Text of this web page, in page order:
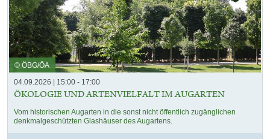
© ÖBG/ÖA
04.09.2026 | 15:00 - 17:00
ÖKOLOGIE UND ARTENVIELFALT IM AUGARTEN
Vom historischen Augarten in die sonst nicht öffentlich zugänglichen
denkmalgeschützten Glashäuser des Augartens.